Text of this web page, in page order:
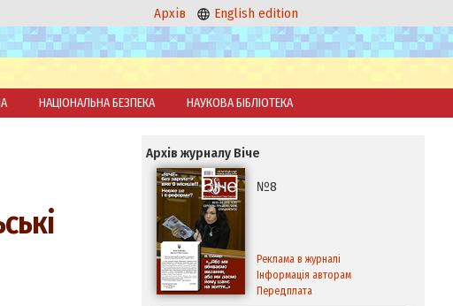
Архів English edition
НАЦІОНАЛЬНА БЕЗПЕКА НАУКОВА БІБЛІОТЕКА
Архів журналу Віче
№8
Реклама в журналі
Інформація авторам
Передплата